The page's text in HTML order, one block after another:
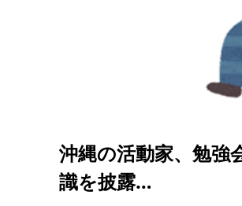
沖縄の活動家、勉強
識を披露…